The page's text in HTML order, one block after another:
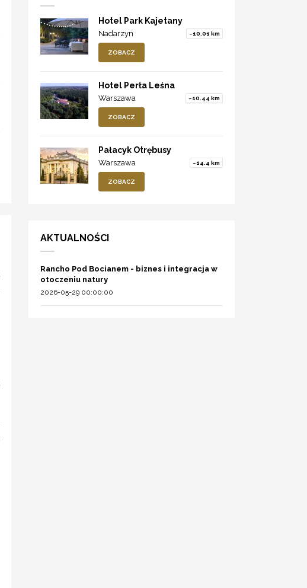
Hotel Park Kajetany
Nadarzyn ~10.01 km
ZOBACZ
Hotel Perła Leśna
Warszawa ~10.44 km
ZOBACZ
Pałacyk Otrębusy
Warszawa ~14.4 km
ZOBACZ
AKTUALNOŚCI
Rancho Pod Bocianem - biznes i integracja w
otoczeniu natury
2026-05-29 00:00:00